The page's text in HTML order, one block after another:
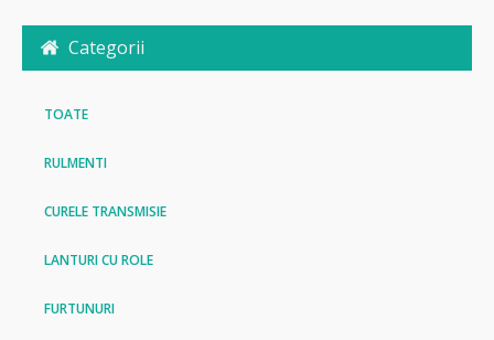
Categorii
TOATE
RULMENTI
CURELE TRANSMISIE
LANTURI CU ROLE
FURTUNURI